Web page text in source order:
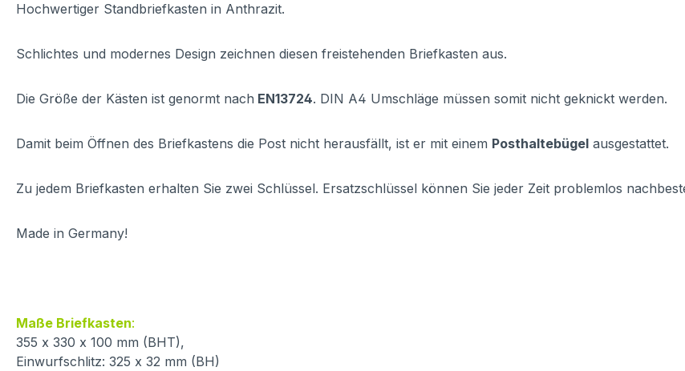
Hochwertiger Standbriefkasten in Anthrazit.
Schlichtes und modernes Design zeichnen diesen freistehenden Briefkasten aus.
Die Größe der Kästen ist genormt nach EN13724. DIN A4 Umschläge müssen somit nicht geknickt werden.
Damit beim Öffnen des Briefkastens die Post nicht herausfällt, ist er mit einem Posthaltebügel ausgestattet.
Zu jedem Briefkasten erhalten Sie zwei Schlüssel. Ersatzschlüssel können Sie jeder Zeit problemlos
Made in Germany!
Maße Briefkasten:
355 x 330 x 100 mm (BHT),
Einwurfschlitz: 325 x 32 mm (BH)